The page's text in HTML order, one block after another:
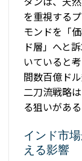
を重視する
モンドを「
ド層」へと
いていると
間数百億ド
二刀流戦略
る狙いがあ
インド市
える影響